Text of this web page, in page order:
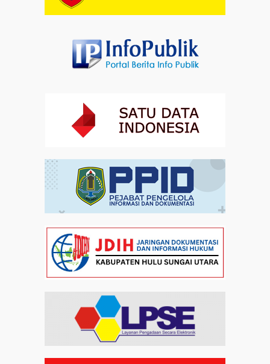
Artikel 01-08-2026 18:00
Kebangsaan di Monas
31-07-2026 16:04
Pandang terhadap Penyandang Disabilitas